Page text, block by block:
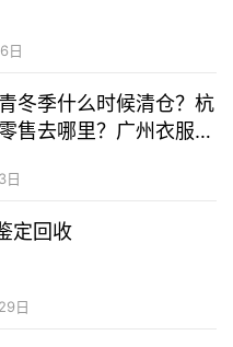
日
冬季什么时候清仓？杭
售去哪里？广州衣服饰
日
定回收
日